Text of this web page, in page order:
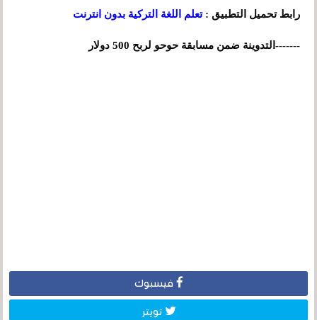
رابط تحميل التطبيق :تعلم اللغة التركية بدون انترنت
------- التدوينة ضمن مسابقة حوحو لربح 500 دولار
فيسبوك
تويتر